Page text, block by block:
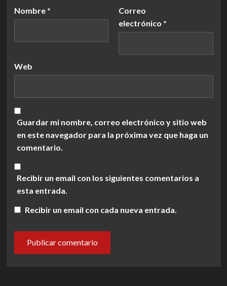
Nombre *
Correo
electrónico *
Web
Guardar mi nombre, correo electrónico y sitio web
en este navegador para la próxima vez que haga un
comentario.
Recibir un email con los siguientes comentarios a
esta entrada.
Recibir un email con cada nueva entrada.